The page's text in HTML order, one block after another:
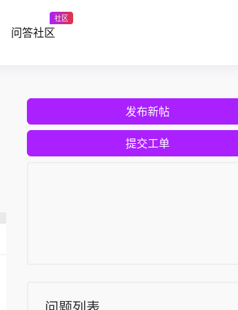
问答社区
社区
发布新帖
提交工单